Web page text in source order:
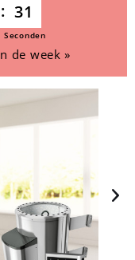
30
Seconden
de week »